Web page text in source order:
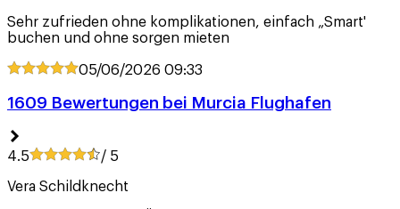
Sehr zufrieden ohne komplikationen, einfach „Smart'
buchen und ohne sorgen mieten
05/06/2026 09:33
1609 Bewertungen bei Murcia Flughafen
4.5 / 5
Vera Schildknecht